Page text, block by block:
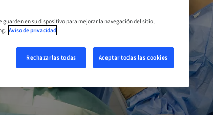
guarden en su dispositivo para mejorar la navegación del sitio,
Aviso de privacidad
Rechazarlas todas Aceptar todas las cookies